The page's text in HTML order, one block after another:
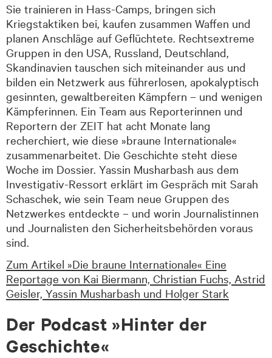
Sie trainieren in Hass-Camps, bringen sich
Kriegstaktiken bei, kaufen zusammen Waffen und
planen Anschläge auf Geflüchtete. Rechtsextreme
Gruppen in den USA, Russland, Deutschland,
Skandinavien tauschen sich miteinander aus und
bilden ein Netzwerk aus führerlosen, apokalyptisch
gesinnten, gewaltbereiten Kämpfern – und wenigen
Kämpferinnen. Ein Team aus Reporterinnen und
Reportern der ZEIT hat acht Monate lang
recherchiert, wie diese »braune Internationale«
zusammenarbeitet. Die Geschichte steht diese
Woche im Dossier. Yassin Musharbash aus dem
Investigativ-Ressort erklärt im Gespräch mit Sarah
Schaschek, wie sein Team neue Gruppen des
Netzwerkes entdeckte – und worin Journalistinnen
und Journalisten den Sicherheitsbehörden voraus
sind.
Zum Artikel »Die braune Internationale« Eine
Reportage von Kai Biermann, Christian Fuchs, Astrid
Geisler, Yassin Musharbash und Holger Stark
Der Podcast »Hinter der
Geschichte«